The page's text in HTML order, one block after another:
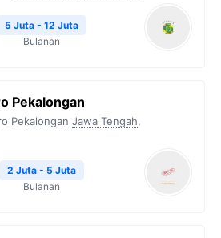
5 Juta - 12 Juta
Bulanan
Pekalongan
Pekalongan Jawa Tengah,
2 Juta - 5 Juta
Bulanan